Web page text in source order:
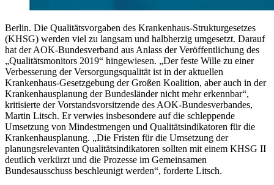
Berlin. Die Qualitätsvorgaben des Krankenhaus-Strukturgesetzes
(KHSG) werden viel zu langsam und halbherzig umgesetzt. Darauf
hat der AOK-Bundesverband aus Anlass der Veröffentlichung des
„Qualitätsmonitors 2019“ hingewiesen. „Der feste Wille zu einer
Verbesserung der Versorgungsqualität ist in der aktuellen
Krankenhaus-Gesetzgebung der Großen Koalition, aber auch in der
Krankenhausplanung der Bundesländer nicht mehr erkennbar“,
kritisierte der Vorstandsvorsitzende des AOK-Bundesverbandes,
Martin Litsch. Er verwies insbesondere auf die schleppende
Umsetzung von Mindestmengen und Qualitätsindikatoren für die
Krankenhausplanung. „Die Fristen für die Umsetzung der
planungsrelevanten Qualitätsindikatoren sollten mit einem KHSG II
deutlich verkürzt und die Prozesse im Gemeinsamen
Bundesausschuss beschleunigt werden“, forderte Litsch.